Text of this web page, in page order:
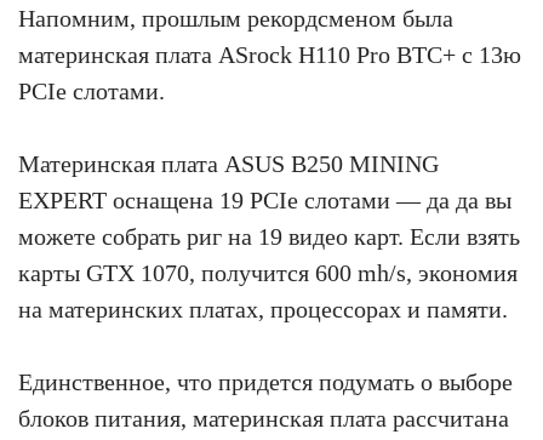
Напомним, прошлым рекордсменом была
материнская плата ASrock H110 Pro BTC+ с 13ю
PCIe слотами.
Материнская плата ASUS B250 MINING
EXPERT оснащена 19 PCIe слотами — да да вы
можете собрать риг на 19 видео карт. Если взять
карты GTX 1070, получится 600 mh/s, экономия
на материнских платах, процессорах и памяти.
Единственное, что придется подумать о выборе
блоков питания, материнская плата рассчитана